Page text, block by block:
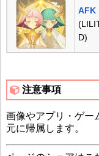
AFK
D)
注意事項
画像やアプリ・ゲー
元に帰属します。